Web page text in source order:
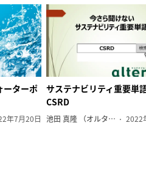
ーターポ
年7月20日
サステナビリティ重要単
CSRD
池田 真隆 （オルタナ輪番編集長） 2022